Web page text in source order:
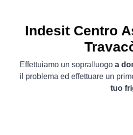
Indesit Centro
Effettuiamo un sopralluogo a
il problema ed effettuare un
tuo